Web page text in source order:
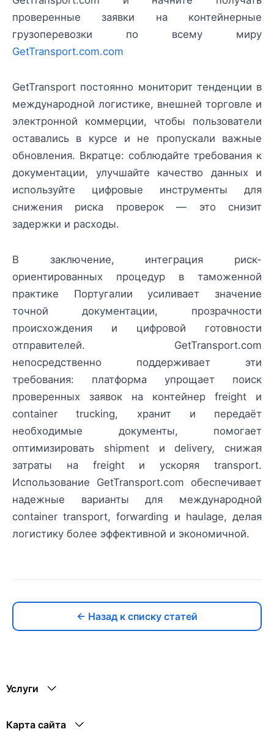
проверенные заявки на контейнерные
грузоперевозки по всему миру
GetTransport.com.com
GetTransport постоянно мониторит тенденции в
международной логистике, внешней торговле и
электронной коммерции, чтобы пользователи
оставались в курсе и не пропускали важные
обновления. Вкратце: соблюдайте требования к
документации, улучшайте качество данных и
используйте цифровые инструменты для
снижения риска проверок — это снизит
задержки и расходы.
В заключение, интеграция риск-
ориентированных процедур в таможенной
практике Португалии усиливает значение
точной документации, прозрачности
происхождения и цифровой готовности
отправителей. GetTransport.com
непосредственно поддерживает эти
требования: платформа упрощает поиск
проверенных заявок на контейнер freight и
container trucking, хранит и передаёт
необходимые документы, помогает
оптимизировать shipment и delivery, снижая
затраты на freight и ускоряя transport.
Использование GetTransport.com обеспечивает
надежные варианты для международной
container transport, forwarding и haulage, делая
логистику более эффективной и экономичной.
← Назад к списку статей
Услуги
Карта сайта